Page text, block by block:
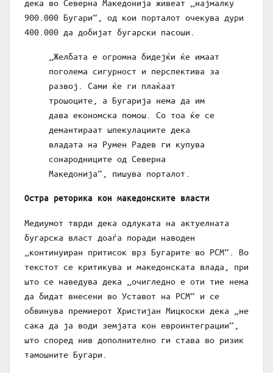
дека во Северна Македонија живеат „најмалку
900.000 Бугари“, од кои порталот очекува дури
400.000 да добијат бугарски пасоши.
„Желбата е огромна бидејќи ќе имаат
поголема сигурност и перспектива за
развој. Сами ќе ги плаќаат
трошоците, а Бугарија нема да им
дава економска помош. Со тоа ќе се
демантираат шпекулациите дека
владата на Румен Радев ги купува
сонародниците од Северна
Македонија“, пишува порталот.
Остра реторика кон македонските власти
Медиумот тврди дека одлуката на актуелната
бугарска власт доаѓа поради наводен
„континуиран притисок врз Бугарите во РСМ“. Во
текстот се критикува и македонската влада, при
што се наведува дека „очигледно е оти тие нема
да бидат внесени во Уставот на РСМ“ и се
обвинува премиерот Христијан Мицкоски дека „не
сака да ја води земјата кон евроинтеграции“,
што според нив дополнително ги става во ризик
тамошните Бугари.